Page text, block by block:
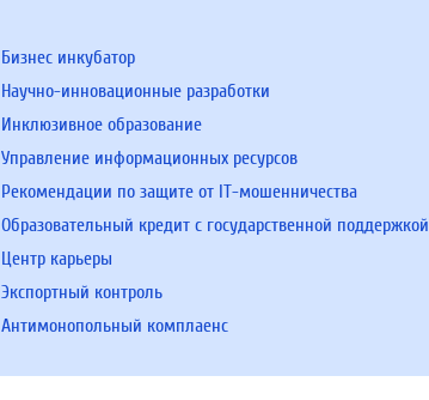
Бизнес инкубатор
Научно-инновационные разработки
Инклюзивное образование
Управление информационных ресурсов
Рекомендации по защите от IT-мошенничества
Образовательный кредит с государственной поддержкой
Центр карьеры
Экспортный контроль
Антимонопольный комплаенс